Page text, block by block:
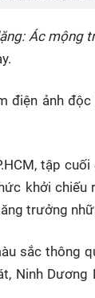
Ác mộng
điện ảnh
tập cuối
khởi chiếu
trưởng
sắc thông
Ninh Dương